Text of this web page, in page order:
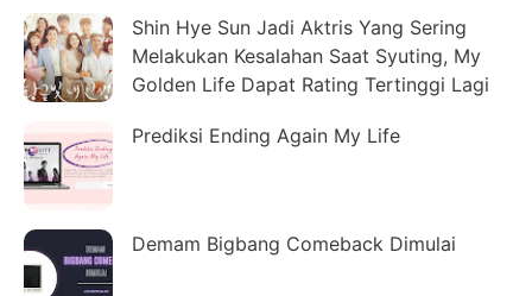
Shin Hye Sun Jadi Aktris Yang Sering
Melakukan Kesalahan Saat Syuting, My
Golden Life Dapat Rating Tertinggi Lagi
Prediksi Ending Again My Life
Demam Bigbang Comeback Dimulai